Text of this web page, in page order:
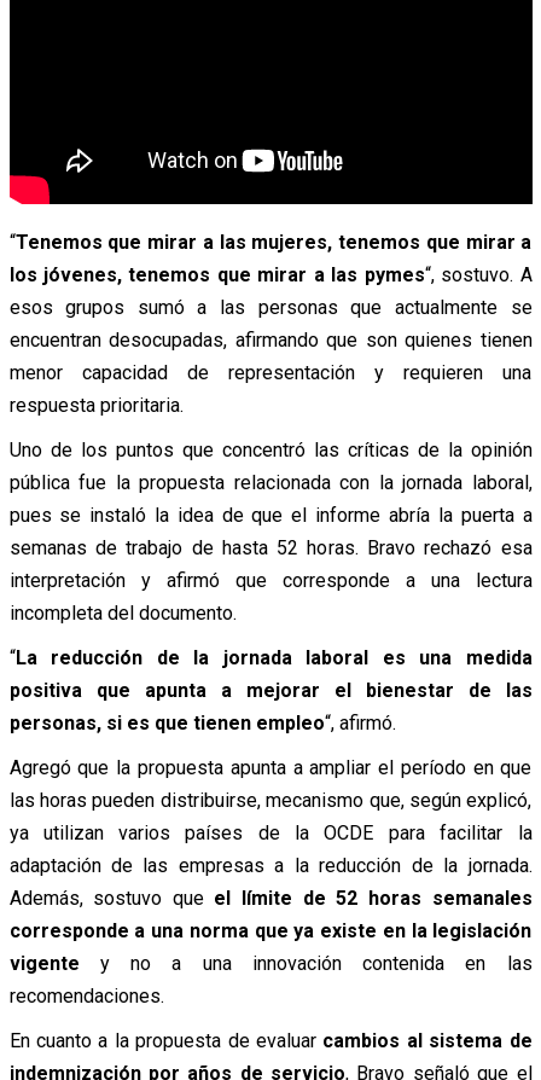
“Tenemos que mirar a las mujeres, tenemos que mirar a
los jóvenes, tenemos que mirar a las pymes“, sostuvo. A
esos grupos sumó a las personas que actualmente se
encuentran desocupadas, afirmando que son quienes tienen
menor capacidad de representación y requieren una
respuesta prioritaria.
Uno de los puntos que concentró las críticas de la opinión
pública fue la propuesta relacionada con la jornada laboral,
pues se instaló la idea de que el informe abría la puerta a
semanas de trabajo de hasta 52 horas. Bravo rechazó esa
interpretación y afirmó que corresponde a una lectura
incompleta del documento.
“La reducción de la jornada laboral es una medida
positiva que apunta a mejorar el bienestar de las
personas, si es que tienen empleo“, afirmó.
Agregó que la propuesta apunta a ampliar el período en que
las horas pueden distribuirse, mecanismo que, según explicó,
ya utilizan varios países de la OCDE para facilitar la
adaptación de las empresas a la reducción de la jornada.
Además, sostuvo queel límite de 52 horas semanales
corresponde a una norma que ya existe en la legislación
vigente y no a una innovación contenida en las
recomendaciones.
En cuanto a la propuesta de evaluar cambios al sistema de
indemnización por años de servicio, Bravo señaló que el